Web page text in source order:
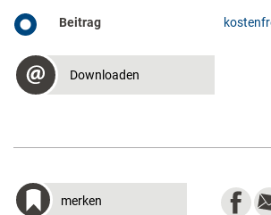
Beitrag
Downloaden
merken